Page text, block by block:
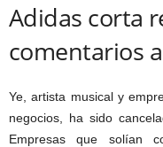
Adidas corta
comentarios
Ye, artista musical y
negocios, ha sido
Empresas que solían